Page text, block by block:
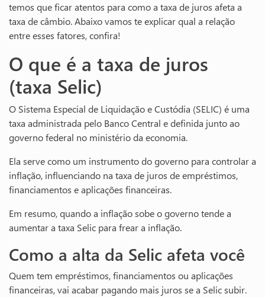
temos que ficar atentos para como a taxa de juros afeta a
taxa de câmbio. Abaixo vamos te explicar qual a relação
entre esses fatores, confira!
O que é a taxa de juros
(taxa Selic)
O Sistema Especial de Liquidação e Custódia (SELIC) é uma
taxa administrada pelo Banco Central e definida junto ao
governo federal no ministério da economia.
Ela serve como um instrumento do governo para controlar a
inflação, influenciando na taxa de juros de empréstimos,
financiamentos e aplicações financeiras.
Em resumo, quando a inflação sobe o governo tende a
aumentar a taxa Selic para frear a inflação.
Como a alta da Selic afeta você
Quem tem empréstimos, financiamentos ou aplicações
financeiras, vai acabar pagando mais juros se a Selic subir.